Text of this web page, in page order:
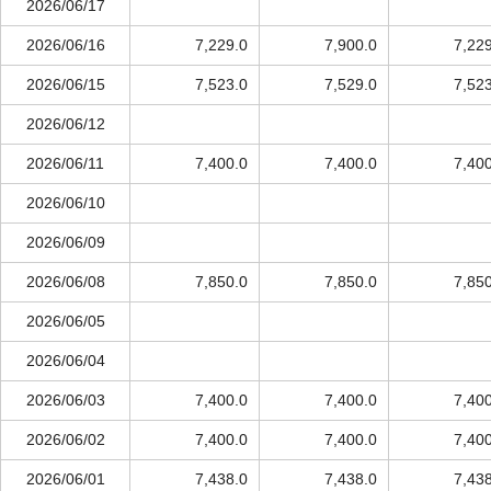
2026/06/17
2026/06/16 7,229.0 7,900.0
2026/06/15 7,523.0 7,529.0
2026/06/12
2026/06/11 7,400.0 7,400.0
2026/06/10
2026/06/09
2026/06/08 7,850.0 7,850.0
2026/06/05
2026/06/04
2026/06/03 7,400.0 7,400.0
2026/06/02 7,400.0 7,400.0
2026/06/01 7,438.0 7,438.0